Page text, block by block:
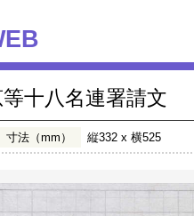
十八名連署請文
寸法（mm） 縦332 x 横525